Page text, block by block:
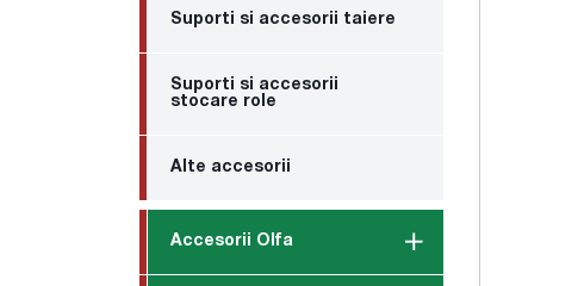
Suporti si accesorii taiere
Suporti si accesorii
stocare role
Alte accesorii
Accesorii Olfa